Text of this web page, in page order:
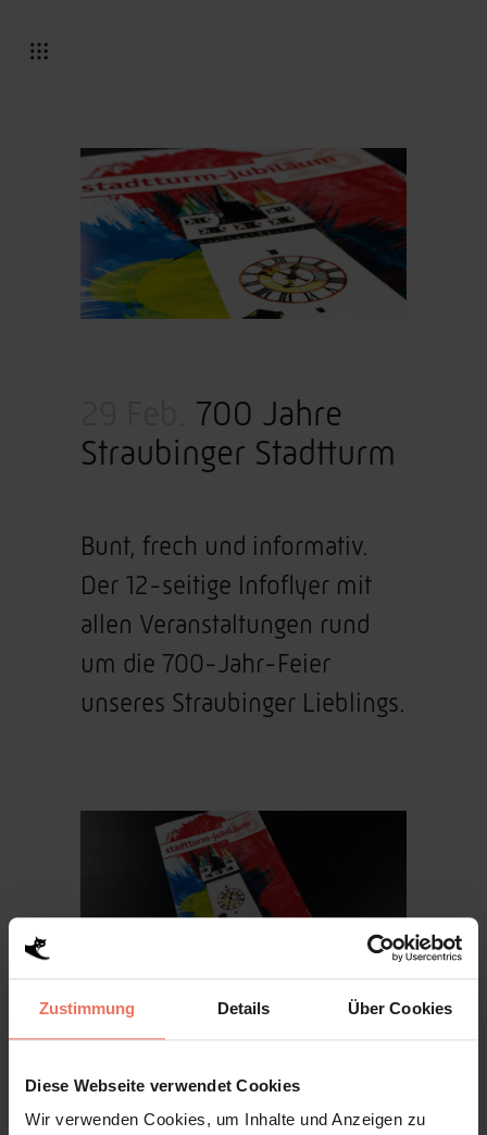
Zustimmung Details Über Cookies
Diese Webseite verwendet Cookies
Wir verwenden Cookies, um Inhalte und Anzeigen zu
700 Jahre
Straubinger Stadtturm
Bunt, frech und informativ.
Der 12-seitige Infoflyer mit
allen Veranstaltungen rund
um die 700-Jahr-Feier
unseres Straubinger Lieblings.